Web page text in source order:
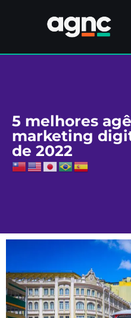
5 melhores
marketing
de 2022